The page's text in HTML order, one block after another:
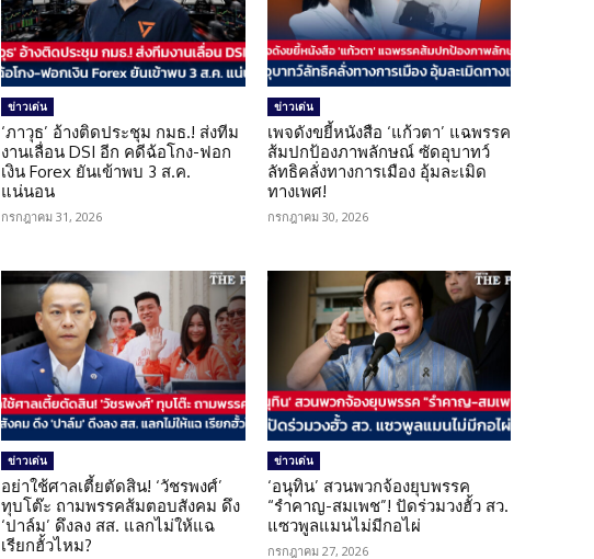
ข่าวเด่น
‘ภาวุธ’ อ้างติดประชุม กมธ.! ส่งทีม
งานเลื่อน DSI อีก คดีฉ้อโกง-ฟอก
เงิน Forex ยันเข้าพบ 3 ส.ค.
แน่นอน
กรกฎาคม 31, 2026
ข่าวเด่น
เพจดังขยี้หนังสือ ‘แก้วตา’ แฉพรรค
ส้มปกป้องภาพลักษณ์ ซัดอุบาทว์
ลัทธิคลั่งทางการเมือง อุ้มละเมิด
ทางเพศ!
กรกฎาคม 30, 2026
ข่าวเด่น
อย่าใช้ศาลเตี้ยตัดสิน! ‘วัชรพงศ์’
ทุบโต๊ะ ถามพรรคส้มตอบสังคม ดึง
‘ปาล์ม’ ดึงลง สส. แลกไม่ให้แฉ
เรียกฮั้วไหม?
ข่าวเด่น
‘อนุทิน’ สวนพวกจ้องยุบพรรค
“รำคาญ-สมเพช”! ปัดร่วมวงฮั้ว สว.
แซวพูลแมนไม่มีกอไผ่
กรกฎาคม 27, 2026